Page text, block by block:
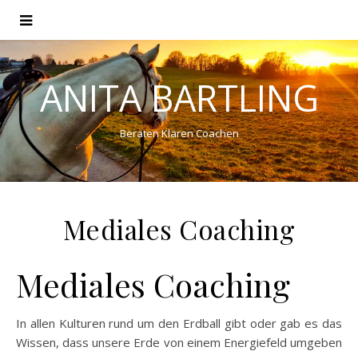
ANITA BARTLING
Beraten Klären Coachen
Mediales Coaching
Mediales Coaching
In allen Kulturen rund um den Erdball gibt oder gab es das
Wissen, dass unsere Erde von einem Energiefeld umgeben